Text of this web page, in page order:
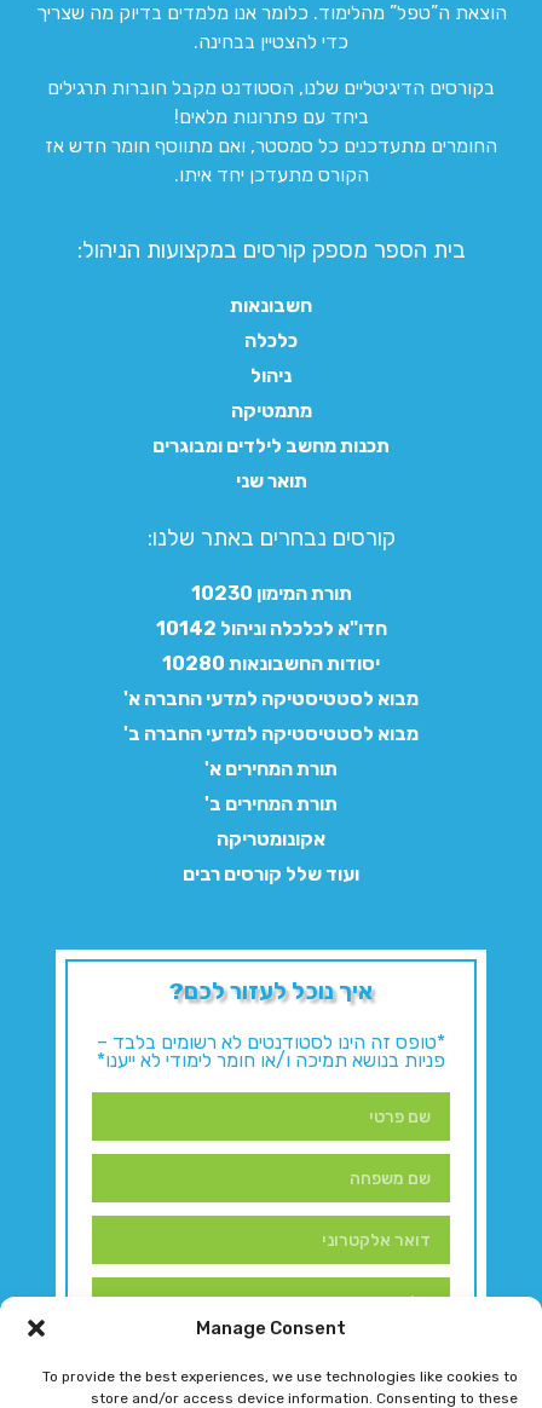
Manage Consent
To provide the best experiences, we use technologies like cookies to
store and/or access device information. Consenting to these
הוצאת ה”טפל” מהלימוד. כלומר אנו מלמדים בדיוק מה שצריך
כדי להצטיין בבחינה.
בקורסים הדיגיטליים שלנו, הסטודנט מקבל חוברות תרגילים
ביחד עם פתרונות מלאים!
החומרים מתעדכנים כל סמסטר, ואם מתווסף חומר חדש אז
הקורס מתעדכן יחד איתו.
בית הספר מספק קורסים במקצועות הניהול:
חשבונאות
כלכלה
ניהול
מתמטיקה
תכנות מחשב לילדים ומבוגרים
תואר שני
קורסים נבחרים באתר שלנו:​
תורת המימון 10230
חדו"א לכלכלה וניהול 10142
יסודות החשבונאות 10280
מבוא לסטטיסטיקה למדעי החברה א'
מבוא לסטטיסטיקה למדעי החברה ב'
תורת המחירים א'
תורת המחירים ב'
אקונומטריקה
ועוד שלל קורסים רבים
איך נוכל לעזור לכם?
*טופס זה הינו לסטודנטים לא רשומים בלבד –
פניות בנושא תמיכה ו/או חומר לימודי לא ייענו*